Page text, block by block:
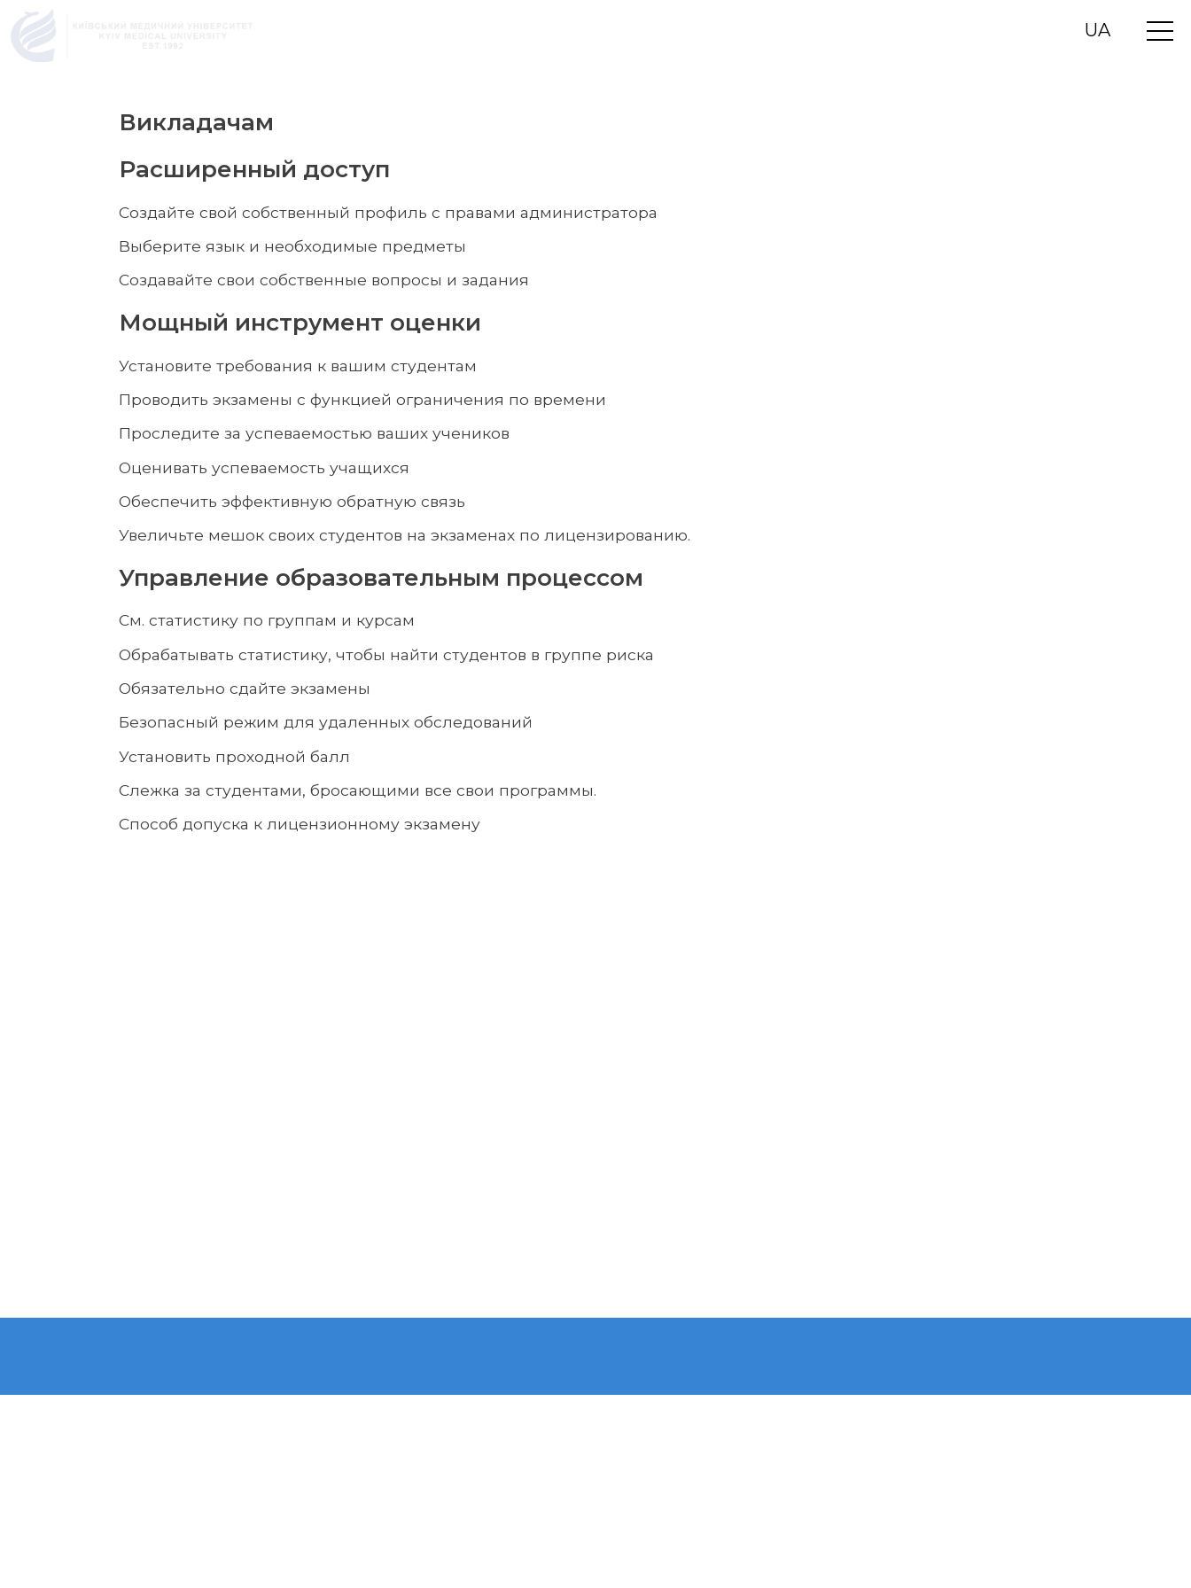
UA
Викладачам
Расширенный доступ
Создайте свой собственный профиль с правами администратора
Выберите язык и необходимые предметы
Создавайте свои собственные вопросы и задания
Мощный инструмент оценки
Установите требования к вашим студентам
Проводить экзамены с функцией ограничения по времени
Проследите за успеваемостью ваших учеников
Оценивать успеваемость учащихся
Обеспечить эффективную обратную связь
Увеличьте мешок своих студентов на экзаменах по лицензированию.
Управление образовательным процессом
См. статистику по группам и курсам
Обрабатывать статистику, чтобы найти студентов в группе риска
Обязательно сдайте экзамены
Безопасный режим для удаленных обследований
Установить проходной балл
Слежка за студентами, бросающими все свои программы.
Способ допуска к лицензионному экзамену